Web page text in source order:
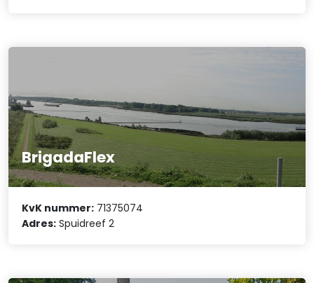
BrigadaFlex
KvK nummer: 71375074
Adres: Spuidreef 2